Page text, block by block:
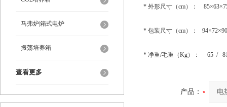
马弗炉|箱式电炉
振荡培养箱
查看更多
* 外形尺寸（cm）：
* 包装尺寸（cm）： 94×72×90
* 净重/毛重（Kg）： 65 /
产品：